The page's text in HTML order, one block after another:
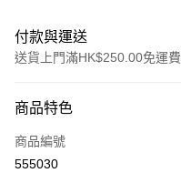
付款與運送
送貨上門滿HK$250.00免運費
信用卡
Apple Pay
商品特色
商品編號
555030